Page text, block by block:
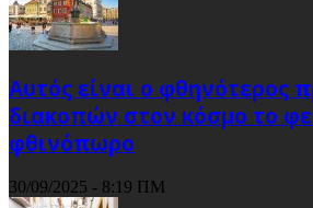
Αυτός είναι ο φθηνότερος
διακοπών στον κόσμο το
φθινόπωρο
30/09/2025 - 8:19 ΠΜ